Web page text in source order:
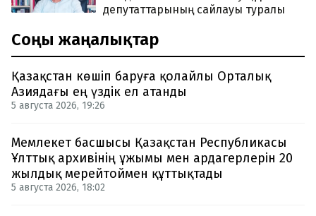
депутаттарының сайлауы туралы
Соңғы жаңалықтар
Қазақстан көшіп баруға қолайлы Орталық
Азиядағы ең үздік ел атанды
5 августа 2026, 19:26
Мемлекет басшысы Қазақстан Республикасы
Ұлттық архивінің ұжымы мен ардагерлерін 20
жылдық мерейтоймен құттықтады
5 августа 2026, 18:02